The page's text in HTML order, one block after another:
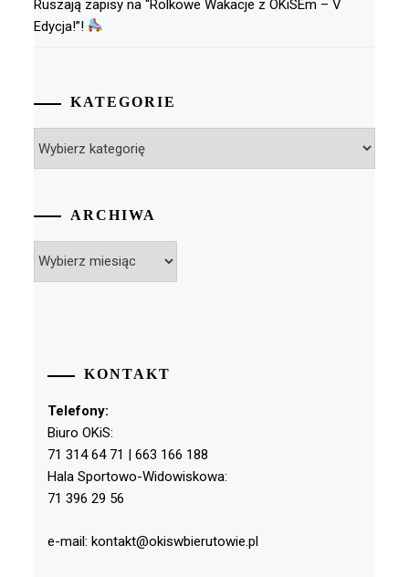
Ruszają zapisy na “Rolkowe Wakacje z OKiSEm – V
Edycja!”!
KATEGORIE
ARCHIWA
KONTAKT
Telefony:
Biuro OKiS:
71 314 64 71 | 663 166 188
Hala Sportowo-Widowiskowa:
71 396 29 56
e-mail: kontakt@okiswbierutowie.pl